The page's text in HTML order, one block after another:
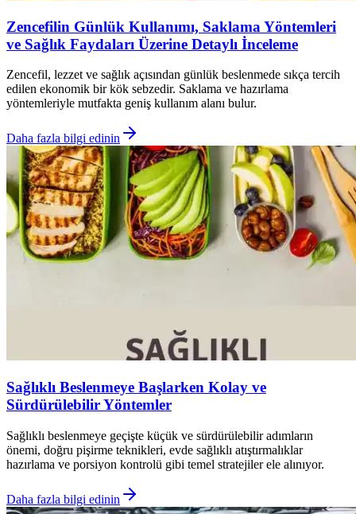
Zencefilin Günlük Kullanımı, Saklama Yöntemleri
ve Sağlık Faydaları Üzerine Detaylı İnceleme
Zencefil, lezzet ve sağlık açısından günlük beslenmede sıkça tercih
edilen ekonomik bir kök sebzedir. Saklama ve hazırlama
yöntemleriyle mutfakta geniş kullanım alanı bulur.
Daha fazla bilgi edinin
Sağlıklı Beslenmeye Başlarken Kolay ve
Sürdürülebilir Yöntemler
Sağlıklı beslenmeye geçişte küçük ve sürdürülebilir adımların
önemi, doğru pişirme teknikleri, evde sağlıklı atıştırmalıklar
hazırlama ve porsiyon kontrolü gibi temel stratejiler ele alınıyor.
Daha fazla bilgi edinin